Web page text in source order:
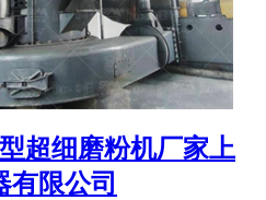
超细磨粉机厂家上
有限公司